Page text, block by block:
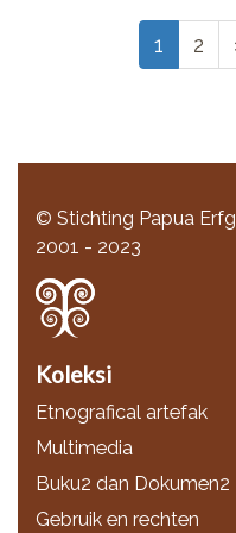
Pagination
1 2
© Stichting Papua
2001 - 2023
Koleksi
Etnografical artefak
Multimedia
Buku2 dan Dokumen2
Gebruik en rechten